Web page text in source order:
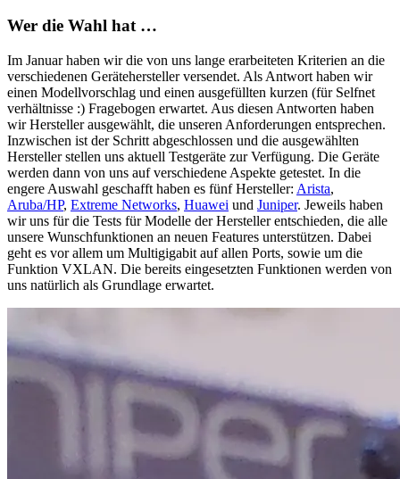
Wer die Wahl hat …
Im Januar haben wir die von uns lange erarbeiteten Kriterien an die
verschiedenen Gerätehersteller versendet. Als Antwort haben wir
einen Modellvorschlag und einen ausgefüllten kurzen (für Selfnet
verhältnisse :) Fragebogen erwartet. Aus diesen Antworten haben
wir Hersteller ausgewählt, die unseren Anforderungen entsprechen.
Inzwischen ist der Schritt abgeschlossen und die ausgewählten
Hersteller stellen uns aktuell Testgeräte zur Verfügung. Die Geräte
werden dann von uns auf verschiedene Aspekte getestet. In die
engere Auswahl geschafft haben es fünf Hersteller: Arista,
Aruba/HP, Extreme Networks, Huawei und Juniper. Jeweils haben
wir uns für die Tests für Modelle der Hersteller entschieden, die alle
unsere Wunschfunktionen an neuen Features unterstützen. Dabei
geht es vor allem um Multigigabit auf allen Ports, sowie um die
Funktion VXLAN. Die bereits eingesetzten Funktionen werden von
uns natürlich als Grundlage erwartet.